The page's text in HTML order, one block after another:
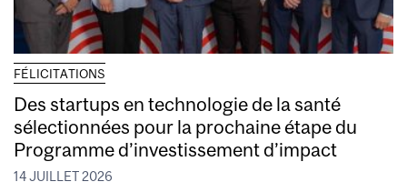
FÉLICITATIONS
Des startups en technologie de la santé
sélectionnées pour la prochaine étape du
Programme d’investissement d’impact
14 JUILLET 2026